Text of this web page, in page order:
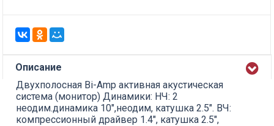
Описание
Двухполосная Bi-Amp активная акустическая
система (монитор) Динамики: НЧ: 2
неодим.динамика 10",неодим, катушка 2.5". ВЧ:
компрессионный драйвер 1.4", катушка 2.5",